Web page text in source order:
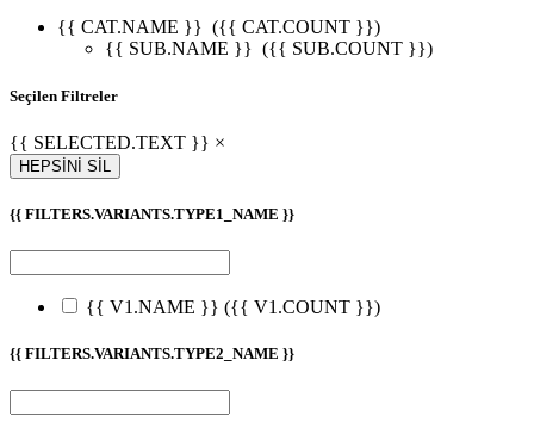
{{ CAT.NAME }} ({{ CAT.COUNT }})
{{ SUB.NAME }} ({{ SUB.COUNT }})
Seçilen Filtreler
{{ SELECTED.TEXT }} ×
HEPSİNİ SİL
{{ FILTERS.VARIANTS.TYPE1_NAME }}
{{ V1.NAME }} ({{ V1.COUNT }})
{{ FILTERS.VARIANTS.TYPE2_NAME }}